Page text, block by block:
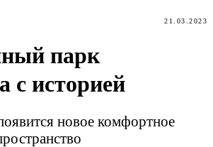
21.03.2023
парк
с историей
новое комфортное